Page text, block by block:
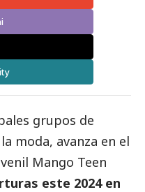
grupos de
moda, avanza en el
Mango Teen
este 2024 en